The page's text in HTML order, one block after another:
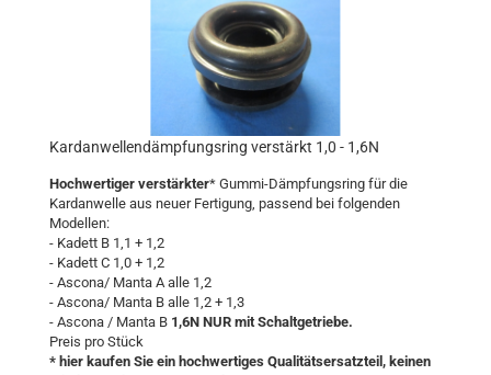
Kardanwellendämpfungsring verstärkt 1,0 - 1,6N
Hochwertiger verstärkter* Gummi-Dämpfungsring für die
Kardanwelle aus neuer Fertigung, passend bei folgenden
Modellen:
- Kadett B 1,1 + 1,2
- Kadett C 1,0 + 1,2
- Ascona/ Manta A alle 1,2
- Ascona/ Manta B alle 1,2 + 1,3
- Ascona / Manta B 1,6N NUR mit Schaltgetriebe.
Preis pro Stück
* hier kaufen Sie ein hochwertiges Qualitätsersatzteil, keinen